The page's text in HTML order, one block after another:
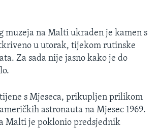
DRŽAVE
muzeja na Malti ukraden je kamen s
u utorak, tijekom rutinske
Za sada nije jasno kako je do
s Mjeseca, prikupljen prilikom
astronauta na Mjesec 1969.
Malti je poklonio predsjednik